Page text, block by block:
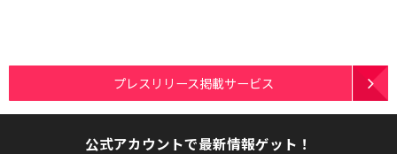
プレスリリース掲載サービス
公式アカウントで最新情報ゲット！